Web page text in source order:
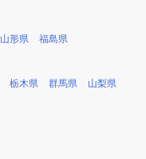
山形県 福島県
栃木県 群馬県 山梨県